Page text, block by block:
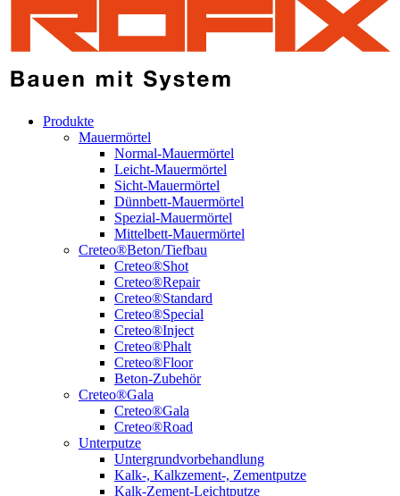
Produkte
Mauermörtel
Normal-Mauermörtel
Leicht-Mauermörtel
Sicht-Mauermörtel
Dünnbett-Mauermörtel
Spezial-Mauermörtel
Mittelbett-Mauermörtel
Creteo®Beton/Tiefbau
Creteo®Shot
Creteo®Repair
Creteo®Standard
Creteo®Special
Creteo®Inject
Creteo®Phalt
Creteo®Floor
Beton-Zubehör
Creteo®Gala
Creteo®Gala
Creteo®Road
Unterputze
Untergrundvorbehandlung
Kalk-, Kalkzement-, Zementputze
Kalk-Zement-Leichtputze